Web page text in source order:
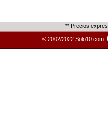
** Precios
© 2002/2022 Solo10.com